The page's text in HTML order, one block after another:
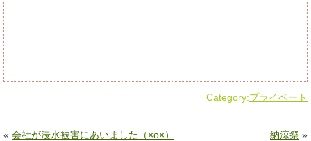
Category:プライベート
« 会社が浸水被害にあいました（×o×） 納涼祭 »